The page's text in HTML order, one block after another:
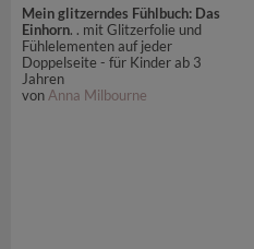
Mein glitzerndes Fühlbuch: Das
Einhorn. . mit Glitzerfolie und
Fühlelementen auf jeder
Doppelseite - für Kinder ab 3
Jahren
vonAnna Milbourne